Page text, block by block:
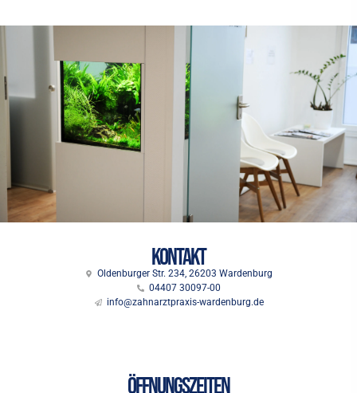
Kontakt
Oldenburger Str. 234, 26203 Wardenburg
04407 30097-00
info@zahnarztpraxis-wardenburg.de
Öffnungszeiten